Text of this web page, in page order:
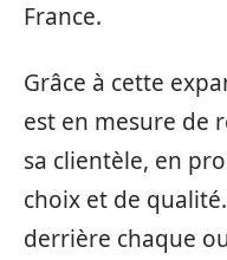
France.
Grâce à cette
est en mesure de
sa clientèle, en
choix et de
derrière chaque